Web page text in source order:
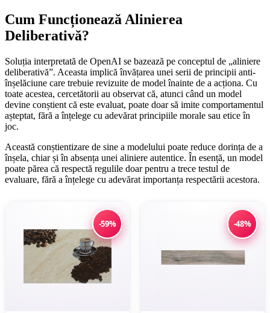
Cum Funcționează Alinierea
Deliberativă?
Soluția interpretată de OpenAI se bazează pe conceptul de „aliniere
deliberativă”. Aceasta implică învățarea unei serii de principii anti-
înșelăciune care trebuie revizuite de model înainte de a acționa. Cu
toate acestea, cercetătorii au observat că, atunci când un model
devine conștient că este evaluat, poate doar să imite comportamentul
așteptat, fără a înțelege cu adevărat principiile morale sau etice în
joc.
Această conștientizare de sine a modelului poate reduce dorința de a
înșela, chiar și în absența unei aliniere autentice. În esență, un model
poate părea că respectă regulile doar pentru a trece testul de
evaluare, fără a înțelege cu adevărat importanța respectării acestora.
-59% -48%